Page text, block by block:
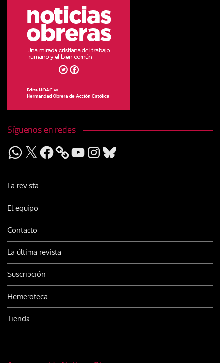
Síguenos en redes
WhatsApp
X Facebook YouTubeInstagram
Bluesky
La revista
El equipo
Contacto
La última revista
Suscripción
Hemeroteca
Tienda